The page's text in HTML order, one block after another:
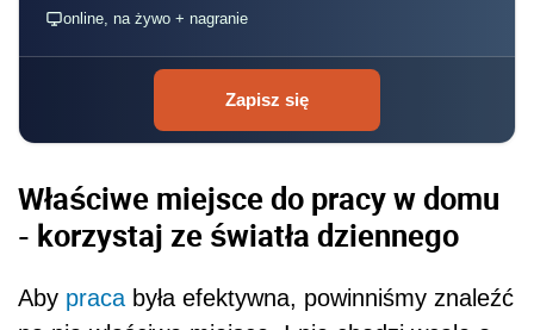
online, na żywo + nagranie
Zapisz się
Właściwe miejsce do pracy w domu
- korzystaj ze światła dziennego
Aby praca była efektywna, powinniśmy znaleźć